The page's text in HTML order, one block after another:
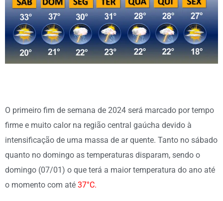
O primeiro fim de semana de 2024 será marcado por tempo
firme e muito calor na região central gaúcha devido à
intensificação de uma massa de ar quente. Tanto no sábado
quanto no domingo as temperaturas disparam, sendo o
domingo (07/01) o que terá a maior temperatura do ano até
o momento com até 37°C.